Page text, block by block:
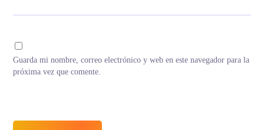
Guarda mi nombre, correo electrónico y web en este navegador para la
próxima vez que comente.